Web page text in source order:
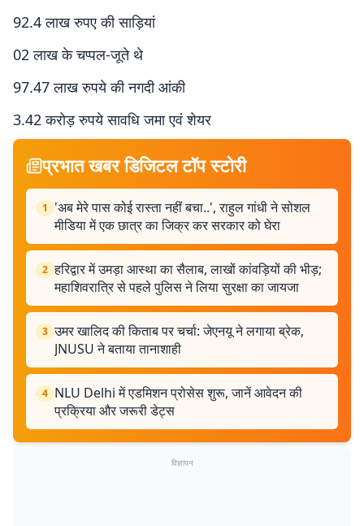
92.4 लाख रुपए की साड़ियां
02 लाख के चप्पल-जूते थे
97.47 लाख रुपये की नगदी आंकी
3.42 करोड़ रुपये सावधि जमा एवं शेयर
प्रभात खबर डिजिटल टॉप स्टोरी
1
'अब मेरे पास कोई रास्ता नहीं बचा..', राहुल गांधी ने सोशल
मीडिया में एक छात्र का जिक्र कर सरकार को घेरा
2 हरिद्वार में उमड़ा आस्था का सैलाब, लाखों कांवड़ियों की भीड़;
महाशिवरात्रि से पहले पुलिस ने लिया सुरक्षा का जायजा
3 उमर खालिद की किताब पर चर्चा: जेएनयू ने लगाया ब्रेक,
JNUSU ने बताया तानाशाही
4 NLU Delhi में एडमिशन प्रोसेस शुरू, जानें आवेदन की
प्रक्रिया और जरूरी डेट्स
विज्ञापन